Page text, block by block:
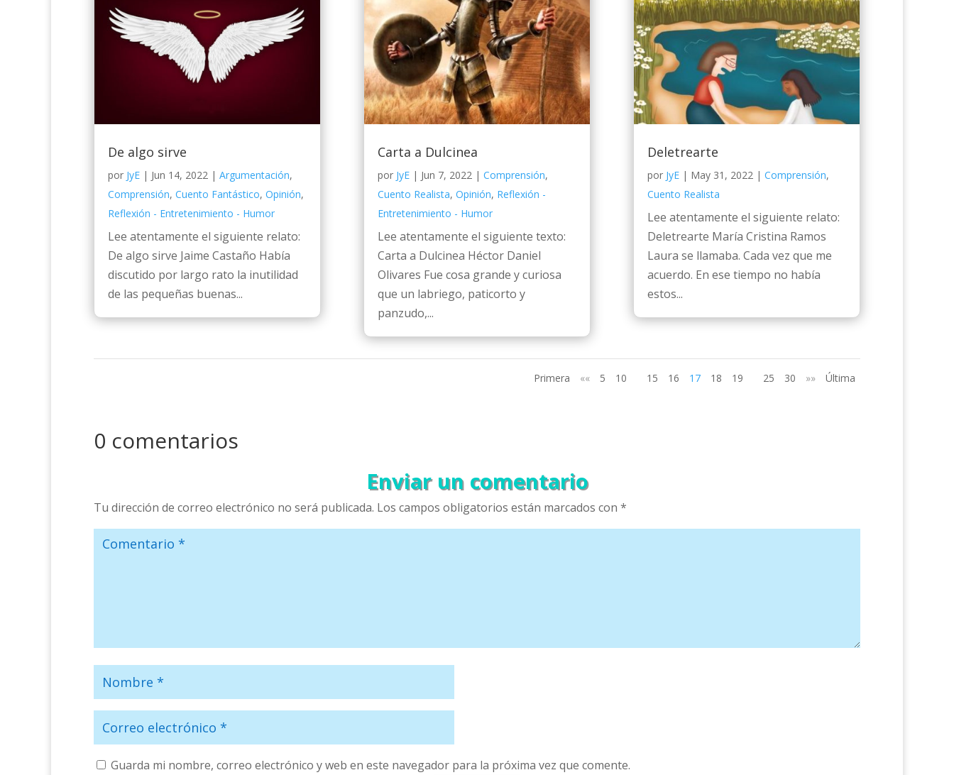
De algo sirve
por JyE | Jun 14, 2022 | Argumentación,
Comprensión, Cuento Fantástico, Opinión,
Reflexión - Entretenimiento - Humor
Lee atentamente el siguiente relato:
De algo sirve Jaime Castaño Había
discutido por largo rato la inutilidad
de las pequeñas buenas...
Carta a Dulcinea
por JyE| Jun 7, 2022| Comprensión,
Cuento Realista, Opinión, Reflexión -
Entretenimiento - Humor
Lee atentamente el siguiente texto:
Carta a Dulcinea Héctor Daniel
Olivares Fue cosa grande y curiosa
que un labriego, paticorto y
panzudo,...
Deletrearte
por JyE| May 31, 2022| Comprensión,
Cuento Realista
Lee atentamente el siguiente relato:
Deletrearte María Cristina Ramos
Laura se llamaba. Cada vez que me
acuerdo. En ese tiempo no había
estos...
Primera «« 5 10 15 16 17 18 19 25 30 »» Última
0 comentarios
Enviar un comentario
Tu dirección de correo electrónico no será publicada. Los campos obligatorios están marcados con *
Guarda mi nombre, correo electrónico y web en este navegador para la próxima vez que comente.